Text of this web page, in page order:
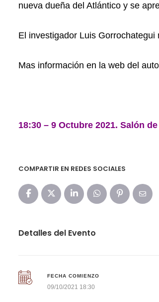
nueva dueña del Atlántico y se
El investigador Luis
Mas información en la web del
18:30 – 9 Octubre 2021. Salón
COMPARTIR EN REDES SOCIALES
Detalles del Evento
FECHA COMIENZO
09/10/2021 18:30